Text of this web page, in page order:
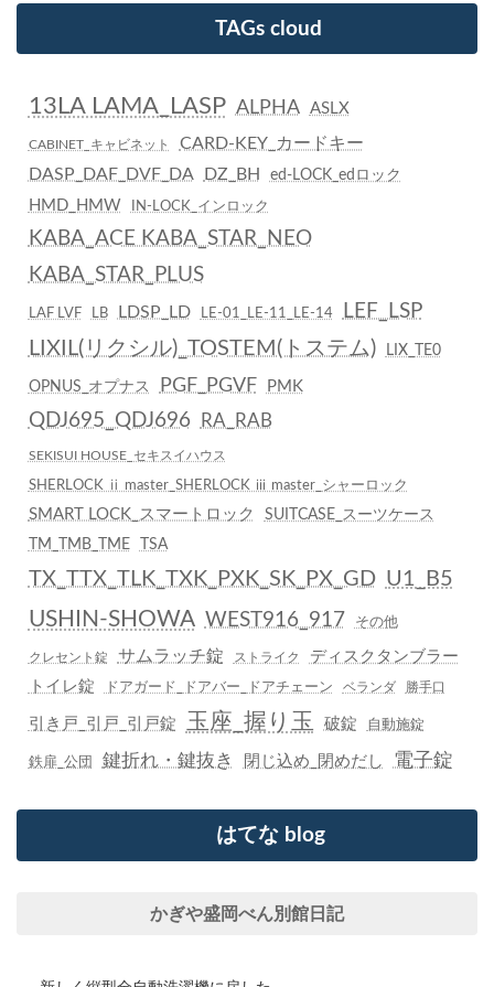
TAGs cloud
13LA LAMA_LASP ALPHA ASLX
CABINET_キャビネット
CARD-KEY_カードキー
DASP_DAF_DVF_DA
DZ_BH ed-LOCK_edロック
HMD_HMW IN-LOCK_インロック
KABA_ACE KABA_STAR_NEO
KABA_STAR_PLUS
LAF LVF LB LDSP_LD LE-01_LE-11_LE-14 LEF_LSP
LIXIL(リクシル)_TOSTEM(トステム) LIX_TE0
OPNUS_オプナス PGF_PGVF PMK
QDJ695_QDJ696 RA_RAB
SEKISUI HOUSE_セキスイハウス
SHERLOCK ⅱ master_SHERLOCK ⅲ master_シャーロック
SMART LOCK_スマートロック
SUITCASE_スーツケース
TM_TMB_TME
TSA
TX_TTX_TLK_TXK_PXK_SK_PX_GD U1_B5
USHIN-SHOWA WEST916_917 その他
クレセント錠 サムラッチ錠 ストライク
ディスクタンブラー
トイレ錠
ドアガード_ドアバー_ドアチェーン ベランダ 勝手口
引き戸_引戸_引戸錠 玉座_握り玉 破錠 自動施錠
鉄扉_公団 鍵折れ・鍵抜き 閉じ込め_閉めだし 電子錠
はてな blog
かぎや盛岡べん別館日記